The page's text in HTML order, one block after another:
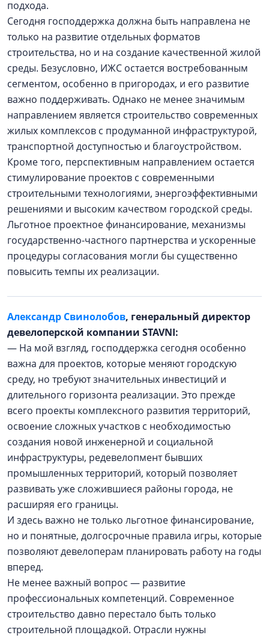
подхода.
Сегодня господдержка должна быть направлена не
только на развитие отдельных форматов
строительства, но и на создание качественной жилой
среды. Безусловно, ИЖС остается востребованным
сегментом, особенно в пригородах, и его развитие
важно поддерживать. Однако не менее значимым
направлением является строительство современных
жилых комплексов с продуманной инфраструктурой,
транспортной доступностью и благоустройством.
Кроме того, перспективным направлением остается
стимулирование проектов с современными
строительными технологиями, энергоэффективными
решениями и высоким качеством городской среды.
Льготное проектное финансирование, механизмы
государственно-частного партнерства и ускоренные
процедуры согласования могли бы существенно
повысить темпы их реализации.
Александр Свинолобов, генеральный директор
девелоперской компании STAVNI:
— На мой взгляд, господдержка сегодня особенно
важна для проектов, которые меняют городскую
среду, но требуют значительных инвестиций и
длительного горизонта реализации. Это прежде
всего проекты комплексного развития территорий,
освоение сложных участков с необходимостью
создания новой инженерной и социальной
инфраструктуры, редевелопмент бывших
промышленных территорий, который позволяет
развивать уже сложившиеся районы города, не
расширяя его границы.
И здесь важно не только льготное финансирование,
но и понятные, долгосрочные правила игры, которые
позволяют девелоперам планировать работу на годы
вперед.
Не менее важный вопрос — развитие
профессиональных компетенций. Современное
строительство давно перестало быть только
строительной площадкой. Отрасли нужны